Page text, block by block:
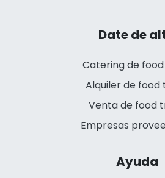
Date de
Catering de
Alquiler de food
Venta de food
Empresas
Ayuda